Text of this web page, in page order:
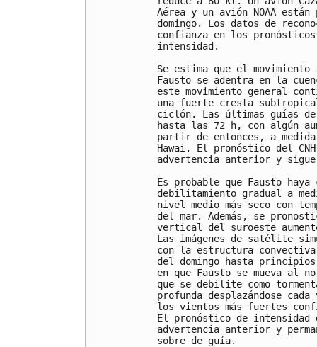
Aérea y un avión NOAA
domingo. Los datos de
confianza en los
intensidad.
Se estima que el
Fausto se adentra en la
este movimiento general
una fuerte cresta
ciclón. Las últimas guías de
hasta las 72 h, con algún
partir de entonces, a
Hawai. El pronóstico del
advertencia anterior y sigue
Es probable que Fausto haya
debilitamiento gradual a
nivel medio más seco con
del mar. Además, se
vertical del suroeste
Las imágenes de satélite
con la estructura convectiva
del domingo hasta principios
en que Fausto se mueva al
que se debilite como
profunda desplazándose
los vientos más fuertes
El pronóstico de intensidad
advertencia anterior y
sobre de guía.